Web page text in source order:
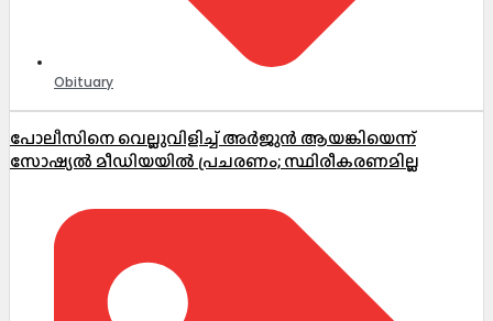
Obituary
പോലീസിനെ വെല്ലുവിളിച്ച് അർജുൻ ആയങ്കിയെന്ന്
സോഷ്യൽ മീഡിയയിൽ പ്രചരണം; സ്ഥിരീകരണമില്ല